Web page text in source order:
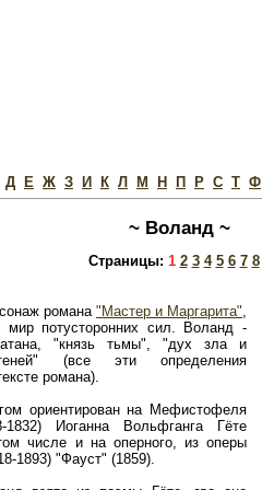
Д Е Ж З И К Л М Н П Р С Т Ф
~ Воланд ~
Страницы: 1 2 3 4 5 6 7 8
романа "Мастер и Маргарита"
мир потусторонних сил. Воланд -
"князь тьмы", "дух зла и
(все эти определения
романа).
ориентирован на Мефистофеля
1832) Иоганна Вольфганга Гёте
числе и на оперного, из оперы
1893) "Фауст" (1859).